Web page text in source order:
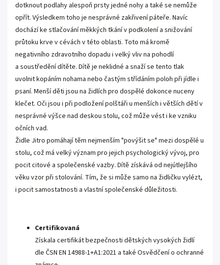
dotknout podlahy alespoň prsty jedné nohy a také se nemůže
opřít. Výsledkem toho je nesprávné zakřivení páteře. Navíc
dochází ke stlačování měkkých tkání v podkolení a snižování
průtoku krve v cévách v této oblasti. Toto má kromě
negativního zdravotního dopadu i velký vliv na pohodlí
a soustředění dítěte. Dítě je neklidné a snaží se tento tlak
uvolnit kopáním nohama nebo častým střídáním poloh při jídle i
psaní. Menší děti jsou na židlích pro dospělé dokonce nuceny
klečet. Oči jsou i při podložení polštáři u menších i větších dětí v
nesprávné výšce nad deskou stolu, což může vést i ke vzniku
očních vad.
Židle Jitro pomáhají těm nejmenším "povýšit se" mezi dospělé u
stolu, což má velký význam pro jejich psychologický vývoj, pro
pocit citové a společenské vazby. Dítě získává od nejútlejšího
věku vzor při stolování. Tím, že si může samo na židličku vylézt,
i pocit samostatnosti a vlastní společenské důležitosti.
Certifikovaná
Získala certifikát bezpečnosti dětských vysokých židlí
dle ČSN EN 14988-1+A1:2021 a také Osvědčení o ochranné